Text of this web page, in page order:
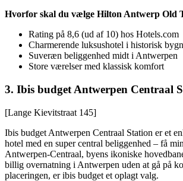
Hvorfor skal du vælge Hilton Antwerp Old
Rating på 8,6 (ud af 10) hos Hotels.com
Charmerende luksushotel i historisk
Suveræn beliggenhed midt i Antwerpen
Store værelser med klassisk komfort
3. Ibis budget Antwerpen Centraal
[Lange Kievitstraat 145]
Ibis budget Antwerpen Centraal Station er et
hotel med en super central beliggenhed – få
Antwerpen-Centraal, byens ikoniske
billig overnatning i Antwerpen uden at gå på
placeringen, er ibis budget et oplagt valg.